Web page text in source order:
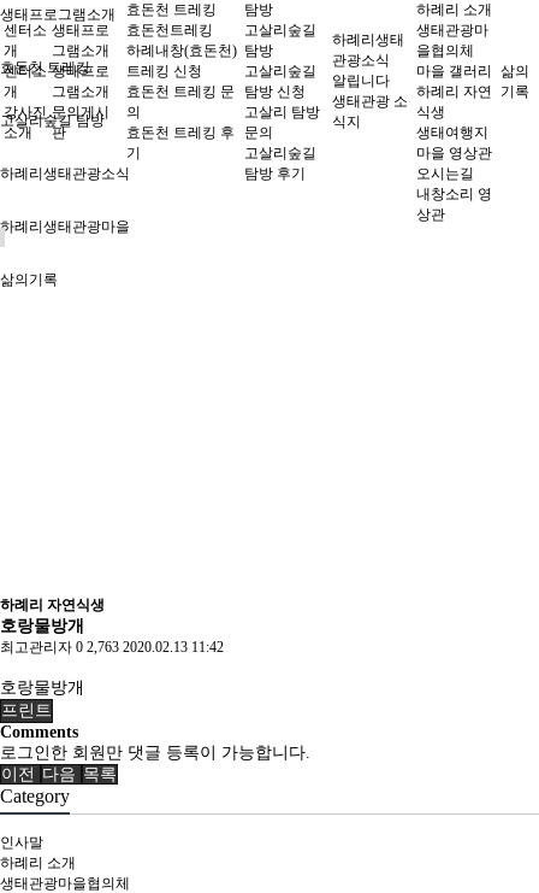
생태프로그램소개
효돈천 트레킹
고살리숲길 탐방
하례리생태관광소식
하례리생태관광마을
삶의기록
센터소
개
센터소
개
강사진
소개
생태프로
그램소개
생태프로
그램소개
문의게시
판
효돈천 트레킹
효돈천트레킹
하례내창(효돈천)
트레킹 신청
효돈천 트레킹 문
의
효돈천 트레킹 후
기
탐방
고살리숲길
탐방
고살리숲길
탐방 신청
고살리 탐방
문의
고살리숲길
탐방 후기
하례리생태
관광소식
알립니다
생태관광 소
식지
하례리 소개
생태관광마
을협의체
마을 갤러리
하례리 자연
식생
생태여행지
마을 영상관
오시는길
내창소리 영
상관
삶의
기록
하례리 자연식생
호랑물방개
최고관리자 0 2,763 2020.02.13 11:42
호랑물방개
프린트
Comments
로그인한 회원만 댓글 등록이 가능합니다.
이전 다음 목록
Category
인사말
하례리 소개
생태관광마을협의체